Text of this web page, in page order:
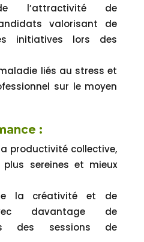
l’attractivité de
valorisant de
initiatives lors des
liés au stress et
sur le moyen
:
productivité collective,
sereines et mieux
la créativité et de
davantage de
des sessions de